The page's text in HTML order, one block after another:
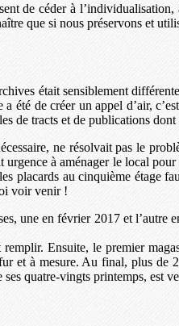
de céder à
que si nous préservons et
était sensiblement
été de créer un appel d’air,
de tracts et de publications
ne résolvait pas le
à aménager le local
placards au cinquième étage
voir venir !
une en février 2017 et
Ensuite, le premier
et à mesure. Au final, plus
quatre-vingts printemps, est